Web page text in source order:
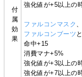
付
属
効
果
強化値が+5以上の
ファルコンマスク
ファルコンブーツ
命中+15
消費マナ+5%
強化値が+3以上の
強化値が+7以上の